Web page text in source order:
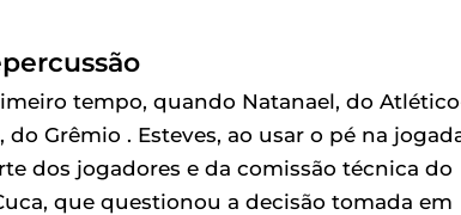
tempo, quando Natanael, do
Grêmio . Esteves, ao usar o pé na
dos jogadores e da comissão técnica do
que questionou a decisão tomada em